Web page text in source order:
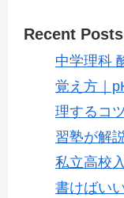
Recent Posts
中学理科
覚え方｜
理するコ
習塾が解説
私立高校
書けばい